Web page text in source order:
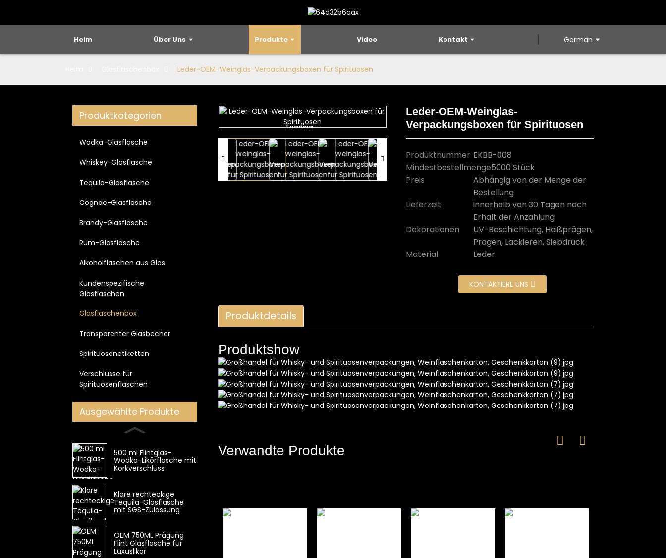
Heim Über Uns Produkte Video Kontakt German
Leder-OEM-Weinglas-Verpackungsboxen für Spirituosen
Produktkategorien
Wodka-Glasflasche
Whiskey-Glasflasche
Tequila-Glasflasche
Cognac-Glasflasche
Brandy-Glasflasche
Rum-Glasflasche
Alkoholflaschen aus Glas
Kundenspezifische
Glasflaschen
Glasflaschenbox
Transparenter Glasbecher
Spirituosenetiketten
Verschlüsse für
Spirituosenflaschen
Ausgewählte Produkte
500 ml Flintglas-
Wodka-Likörflasche mit
Korkverschluss
Klare rechteckige
Tequila-Glasflasche
mit SGS-Zulassung
OEM 750ML Prägung
Flint Glasflasche für
Luxuslikör
Loading...
Loading... Loading...
Loading... Loading...
Loading...
Leder-OEM-Weinglas-
Verpackungsboxen für Spirituosen
Produktnummer EKBB-008
Mindestbestellmenge5000 Stück
Preis
Abhängig von der Menge der
Bestellung
Lieferzeit
innerhalb von 30 Tagen nach
Erhalt der Anzahlung
Dekorationen
UV-Beschichtung, Heißprägen,
Prägen, Lackieren, Siebdruck
Material
Leder
KONTAKTIERE UNS
Produktdetails
Produktshow
Verwandte Produkte